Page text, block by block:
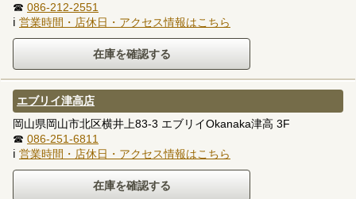
☎ 086-212-2551
ℹ 営業時間・店休日・アクセス情報はこちら
エブリイ津高店
岡山県岡山市北区横井上83-3 エブリイOkanaka津高 3F
☎ 086-251-6811
ℹ 営業時間・店休日・アクセス情報はこちら